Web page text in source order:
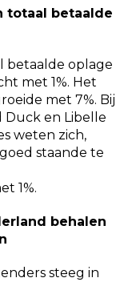
totaal betaalde
betaalde oplage
met 1%. Het
met 7%. Bij
Duck en Libelle
weten zich,
staande te
1%.
behalen
steeg in